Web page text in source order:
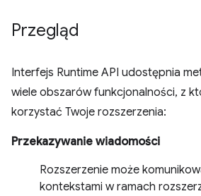
Przegląd
Interfejs Runtime API udostępnia
wiele obszarów funkcjonalności, z
korzystać Twoje rozszerzenia:
Przekazywanie wiadomości
Rozszerzenie może
kontekstami w ramach